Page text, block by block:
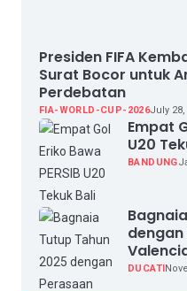
Presiden FIFA
Surat Bocor untuk
Perdebatan
FIA-WORLD-CUP-2026July 28,
Empat
U20
BANDUNG
DUCATI